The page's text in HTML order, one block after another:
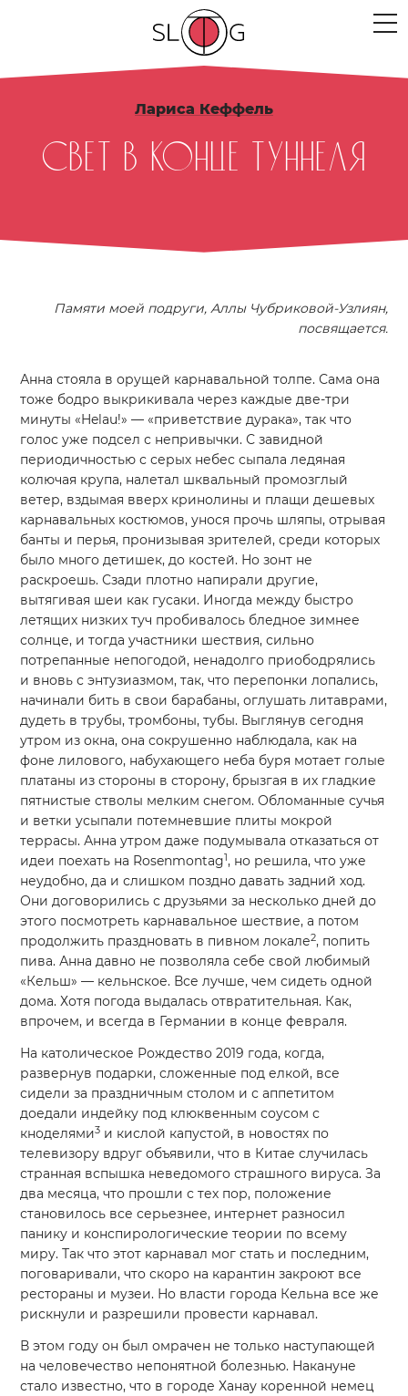
Лариса Кеффель
Свет в конце туннеля
Памяти моей подруги, Аллы Чубриковой-Узлиян,
посвящается.
Анна стояла в орущей карнавальной толпе. Сама она
тоже бодро выкрикивала через каждые две-три
минуты «Helau!» — «приветствие дурака», так что
голос уже подсел с непривычки. С завидной
периодичностью с серых небес сыпала ледяная
колючая крупа, налетал шквальный промозглый
ветер, вздымая вверх кринолины и плащи дешевых
карнавальных костюмов, унося прочь шляпы, отрывая
банты и перья, пронизывая зрителей, среди которых
было много детишек, до костей. Но зонт не
раскроешь. Сзади плотно напирали другие,
вытягивая шеи как гусаки. Иногда между быстро
летящих низких туч пробивалось бледное зимнее
солнце, и тогда участники шествия, сильно
потрепанные непогодой, ненадолго приободрялись
и вновь с энтузиазмом, так, что перепонки лопались,
начинали бить в свои барабаны, оглушать литаврами,
дудеть в трубы, тромбоны, тубы. Выглянув сегодня
утром из окна, она сокрушенно наблюдала, как на
фоне лилового, набухающего неба буря мотает голые
платаны из стороны в сторону, брызгая в их гладкие
пятнистые стволы мелким снегом. Обломанные сучья
и ветки усыпали потемневшие плиты мокрой
террасы. Анна утром даже подумывала отказаться от
идеи поехать на Rosenmontag1, но решила, что уже
неудобно, да и слишком поздно давать задний ход.
Они договорились с друзьями за несколько дней до
этого посмотреть карнавальное шествие, а потом
продолжить праздновать в пивном локале2, попить
пива. Анна давно не позволяла себе свой любимый
«Кельш» — кельнское. Все лучше, чем сидеть одной
дома. Хотя погода выдалась отвратительная. Как,
впрочем, и всегда в Германии в конце февраля.
На католическое Рождество 2019 года, когда,
развернув подарки, сложенные под елкой, все
сидели за праздничным столом и с аппетитом
доедали индейку под клюквенным соусом с
кноделями3 и кислой капустой, в новостях по
телевизору вдруг объявили, что в Китае случилась
странная вспышка неведомого страшного вируса. За
два месяца, что прошли с тех пор, положение
становилось все серьезнее, интернет разносил
панику и конспирологические теории по всему
миру. Так что этот карнавал мог стать и последним,
поговаривали, что скоро на карантин закроют все
рестораны и музеи. Но власти города Кельна все же
рискнули и разрешили провести карнавал.
В этом году он был омрачен не только наступающей
на человечество непонятной болезнью. Накануне
стало известно, что в городе Ханау коренной немец
ЛЮДИ
МЕРОПРИЯТИЯ
МЫСЛИ